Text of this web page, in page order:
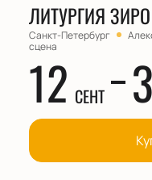
ЛИТУРГИЯ ЗИРО
Санкт-Петербург
сцена
12 СЕНТ